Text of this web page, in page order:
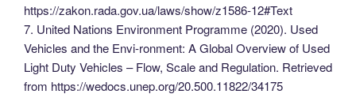
https://zakon.rada.gov.ua/laws/show/z1586-12#Text
7. United Nations Environment Programme (2020). Used
Vehicles and the Envi-ronment: A Global Overview of Used
Light Duty Vehicles – Flow, Scale and Regulation. Retrieved
from https://wedocs.unep.org/20.500.11822/34175